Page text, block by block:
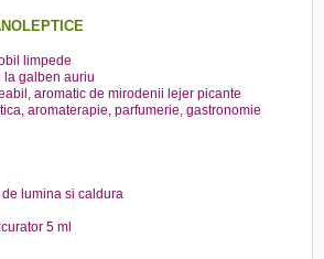
limpede
galben auriu
aromatic de mirodenii lejer picante
aromaterapie, parfumerie, gastronomie
de lumina si caldura
5 ml